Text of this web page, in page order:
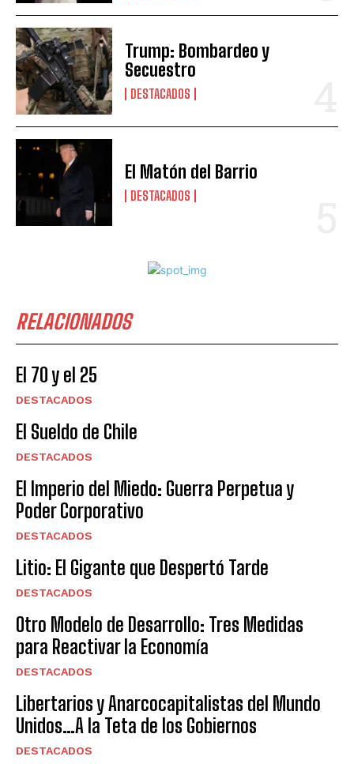
Trump: Bombardeo y
Secuestro
DESTACADOS
El Matón del Barrio
DESTACADOS
RELACIONADOS
El 70 y el 25
DESTACADOS
El Sueldo de Chile
DESTACADOS
El Imperio del Miedo: Guerra Perpetua y
Poder Corporativo
DESTACADOS
Litio: El Gigante que Despertó Tarde
DESTACADOS
Otro Modelo de Desarrollo: Tres Medidas
para Reactivar la Economía
DESTACADOS
Libertarios y Anarcocapitalistas del Mundo
Unidos…A la Teta de los Gobiernos
DESTACADOS